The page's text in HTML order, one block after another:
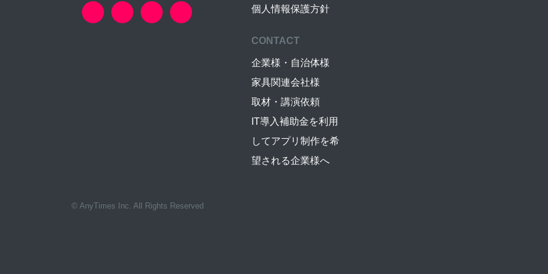
個人情報保護方針
CONTACT
企業様・自治体様
家具関連会社様
取材・講演依頼
IT導入補助金を利用
してアプリ制作を希
望される企業様へ
© AnyTimes Inc. All Rights Reserved